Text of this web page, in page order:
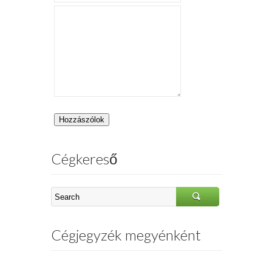
Cégkereső
Cégjegyzék megyénként